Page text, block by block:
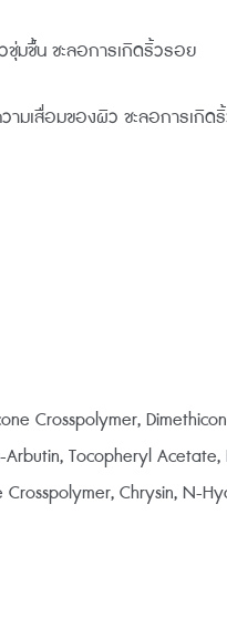
ชุ่มชื้น ชะลอการเกิดริ้วรอย
มเสื่อมของผิว ชะลอการเกิ
Crosspolymer,
Tocopheryl
Chrysin, N-